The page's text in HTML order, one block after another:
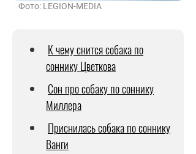
Фото: LEGION-MEDIA
К чему снится собака по
соннику Цветкова
Сон про собаку по соннику
Миллера
Приснилась собака по соннику
Ванги